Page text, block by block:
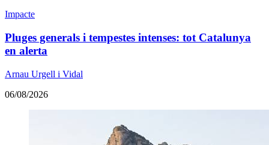
Impacte
Pluges generals i tempestes intenses: tot Catalunya
en alerta
Arnau Urgell i Vidal
06/08/2026